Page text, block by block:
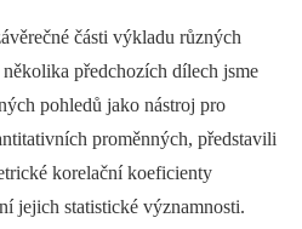
části výkladu různých
předchozích dílech jsme
pohledů jako nástroj pro
proměn­ných, představili
korelační koeficienty
jejich statistické významnosti.